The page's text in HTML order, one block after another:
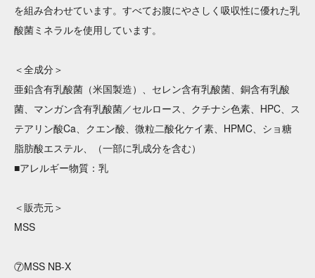
を組み合わせています。すべてお腹にやさしく吸収性に優れた乳
酸菌ミネラルを使用しています。
＜全成分＞
亜鉛含有乳酸菌（米国製造）、セレン含有乳酸菌、銅含有乳酸
菌、マンガン含有乳酸菌／セルロース、クチナシ色素、HPC、ス
テアリン酸Ca、クエン酸、微粒二酸化ケイ素、HPMC、ショ糖
脂肪酸エステル、（一部に乳成分を含む）
■アレルギー物質：乳
＜販売元＞
MSS
⑦MSS NB-X